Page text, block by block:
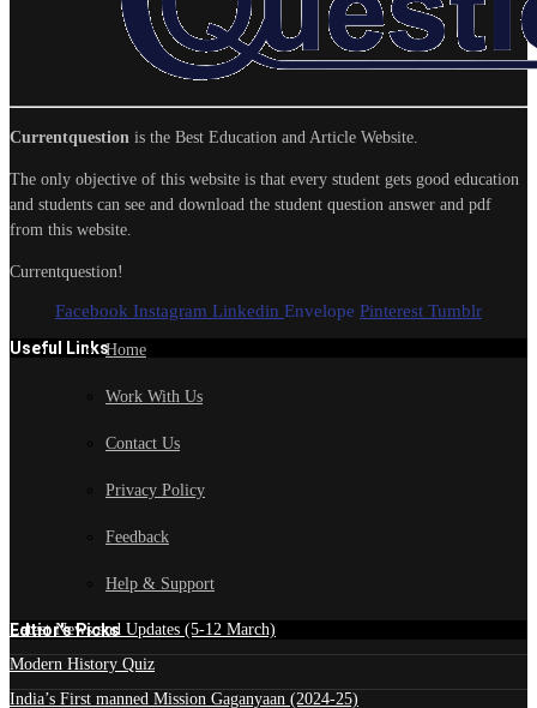
Currentquestion is the Best Education and Article Website.
The only objective of this website is that every student gets good education
and students can see and download the student question answer and pdf
from this website.
Currentquestion!
Facebook Instagram Linkedin Envelope Pinterest Tumblr
Useful LinksHome
Work With Us
Contact Us
Privacy Policy
Feedback
Help & Support
Edtior's Picks
Latest News and Updates (5-12 March)
Modern History Quiz
India’s First manned Mission Gaganyaan (2024-25)